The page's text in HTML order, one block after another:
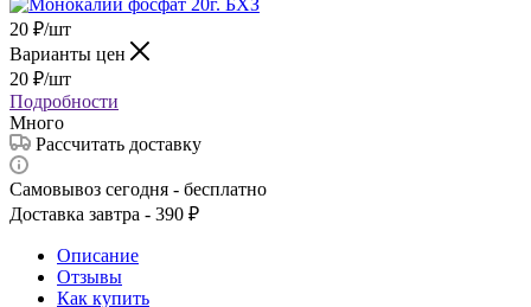
20 ₽/шт
Варианты цен
20 ₽/шт
Подробности
Много
Рассчитать доставку
Самовывоз сегодня - бесплатно
Доставка завтра - 390 ₽
Описание
Отзывы
Как купить